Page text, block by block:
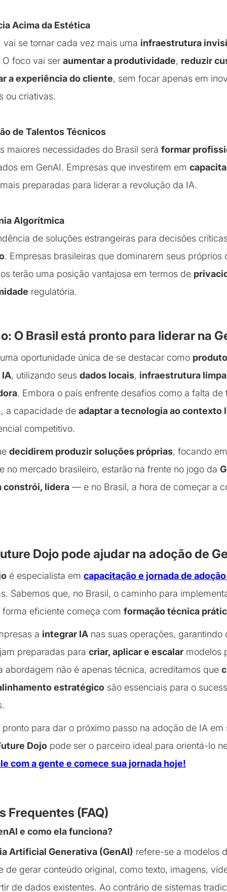
Acima da Estética
vai se tornar cada vez mais uma infraestrutura
O foco vai ser aumentar a produtividade, reduzir
a experiência do cliente, sem focar apenas em
ou criativas.
de Talentos Técnicos
maiores necessidades do Brasil será formar
em GenAI. Empresas que investirem em
preparadas para liderar a revolução da IA.
Algorítmica
de soluções estrangeiras para decisões
. Empresas brasileiras que dominarem seus próprios
terão uma posição vantajosa em termos de
regulatória.
O Brasil está pronto para liderar na
oportunidade única de se destacar como
IA, utilizando seus dados locais, infraestrutura limpa
. Embora o país enfrente desafios como a falta de
a capacidade de adaptar a tecnologia ao contexto
competitivo.
decidirem produzir soluções próprias, focando
no mercado brasileiro, estarão na frente no jogo da
constrói, lidera — e no Brasil, a hora de começar a
Dojo pode ajudar na adoção de
é especialista em capacitação e jornada de
Sabemos que, no Brasil, o caminho para
eficiente começa com formação técnica
a integrar IA nas suas operações, garantindo
preparadas para criar, aplicar e escalar modelos
abordagem não é apenas técnica, acreditamos que
estratégico são essenciais para o
pronto para dar o próximo passo na adoção de IA em
Dojo pode ser o parceiro ideal para orientá-lo
com a gente e comece sua jornada hoje!
Frequentes (FAQ)
e como ela funciona?
Artificial Generativa (GenAI) refere-se a modelos
de gerar conteúdo original, como texto, imagens,
de dados existentes. Ao contrário de sistemas